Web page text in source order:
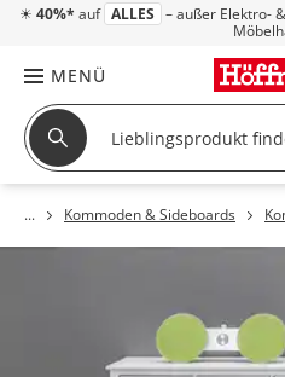
☀ 40%* auf ALLES – außer Elektro-
MENÜ
Kommoden & Sideboards